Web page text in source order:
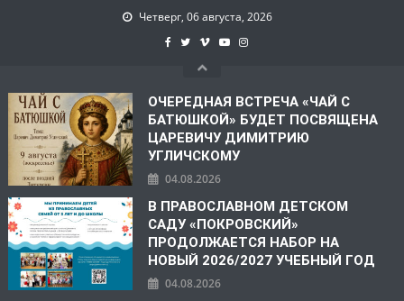
Четверг, 06 августа, 2026
ОЧЕРЕДНАЯ ВСТРЕЧА «ЧАЙ С
БАТЮШКОЙ» БУДЕТ ПОСВЯЩЕНА
ЦАРЕВИЧУ ДИМИТРИЮ
УГЛИЧСКОМУ
04.08.2026
В ПРАВОСЛАВНОМ ДЕТСКОМ
САДУ «ПОКРОВСКИЙ»
ПРОДОЛЖАЕТСЯ НАБОР НА
НОВЫЙ 2026/2027 УЧЕБНЫЙ ГОД
04.08.2026